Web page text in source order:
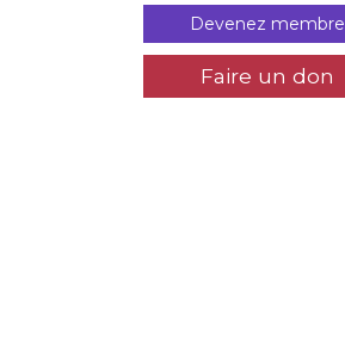
Devenez membre
Faire un don